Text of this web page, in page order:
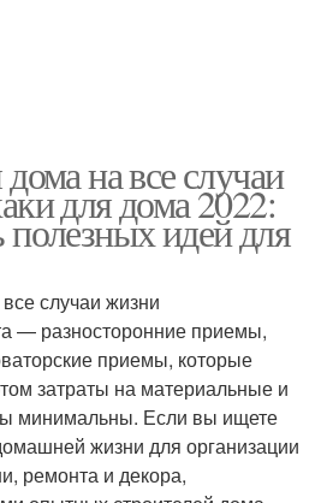
на все случаи
для дома 2022:
идей для
случаи жизни
— разносторонние приемы,
приемы, которые
затраты на материальные и
минимальны. Если вы ищете
жизни для организации
ремонта и декора,